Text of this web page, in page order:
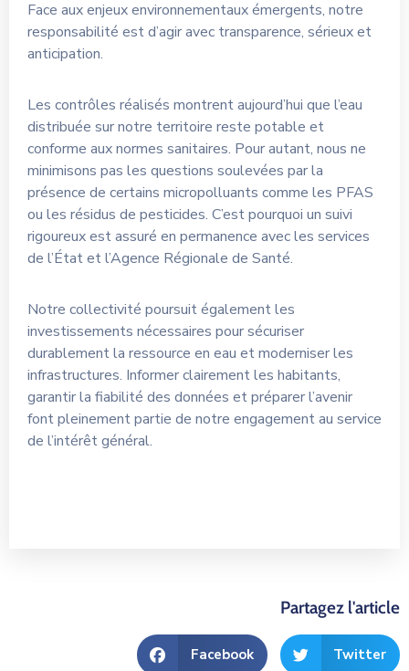
Face aux enjeux environnementaux émergents, notre
responsabilité est d’agir avec transparence, sérieux et
anticipation.
Les contrôles réalisés montrent aujourd’hui que l’eau
distribuée sur notre territoire reste potable et
conforme aux normes sanitaires. Pour autant, nous ne
minimisons pas les questions soulevées par la
présence de certains micropolluants comme les PFAS
ou les résidus de pesticides. C’est pourquoi un suivi
rigoureux est assuré en permanence avec les services
de l’État et l’Agence Régionale de Santé.
Notre collectivité poursuit également les
investissements nécessaires pour sécuriser
durablement la ressource en eau et moderniser les
infrastructures. Informer clairement les habitants,
garantir la fiabilité des données et préparer l’avenir
font pleinement partie de notre engagement au service
de l’intérêt général.
Partagez l'article
Facebook Twitter